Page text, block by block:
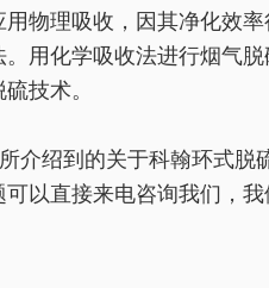
物理吸收，因其净化效
用化学吸收法进行烟气
技术。
介绍到的关于科翰环式脱
以直接来电咨询我们，我